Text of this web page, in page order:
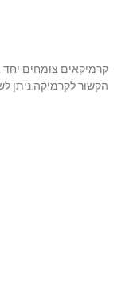
קרמיקאים צומחים יחד
הקשור לקרמיקה.ניתן